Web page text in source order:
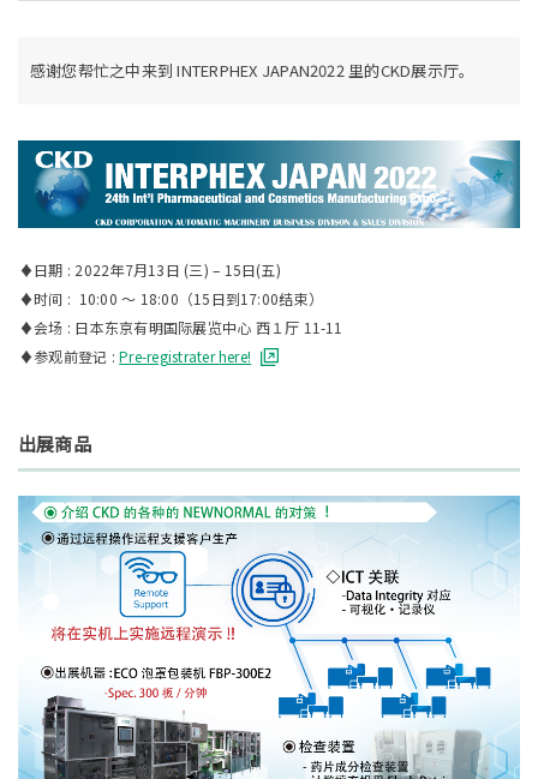
感谢您帮忙之中来到 INTERPHEX JAPAN2022 里的CKD展示厅。
♦日期 : 2022年7月13日 (三) – 15日(五)
♦时间 : 10:00 ～ 18:00（15日到17:00结束）
♦会场 : 日本东京有明国际展览中心 西１厅 11-11
♦参观前登记 :Pre-registrater here!
出展商品